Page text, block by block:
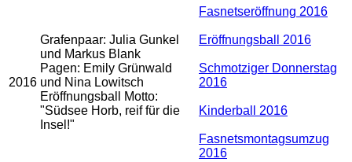
2016
Grafenpaar: Julia Gunkel
und Markus Blank
Pagen: Emily Grünwald
und Nina Lowitsch
Eröffnungsball Motto:
"Südsee Horb, reif für die
Insel!"
Fasnetseröffnung 2016
Eröffnungsball 2016
Schmotziger Donnerstag
2016
Kinderball 2016
Fasnetsmontagsumzug
2016